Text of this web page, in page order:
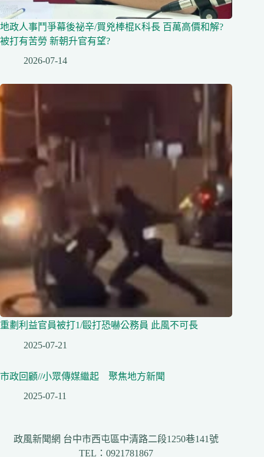
地政人事鬥爭幕後祕辛/買兇棒棍K科長 百萬高價和解?
被打有苦勞 新朝升官有望?
2026-07-14
重劃利益官員被打1/毆打恐嚇公務員 此風不可長
2025-07-21
市政回顧//小眾傳媒繼起 聚焦地方新聞
2025-07-11
政風新聞網 台中市西屯區中清路二段1250巷141號
TEL：0921781867